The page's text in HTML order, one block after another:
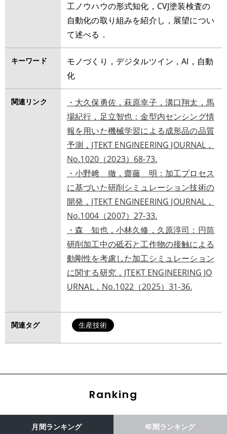
工ノウハウの形式知化，CVJ塗装検査の
自動化の取り組みを紹介し，展望につい
て述べる．
キーワード
モノづくり，デジタルツイン，AI，自動
化
関連リンク
・大久保勇佐，萩原幸子，溝口翔太，馬
場紀行，足立智也：金型内センシング情
報を用いた機械学習による成形品の品質
予測，JTEKT ENGINEERING JOURNAL，
No.1020（2023）68-73.
・小野﨑 徹，齋藤 明： 加工プロセス
に基づいた研削シミュレーション技術の
開発，JTEKT ENGINEERING JOURNAL，
No.1004（2007）27-33.
・森 知也，小林久修，久原淳司：円筒
研削加工中の砥石と工作物の接触による
動剛性を考慮した加工シミュレーション
に関する研究，JTEKT ENGINEERING JO
URNAL，No.1022（2025）31-36.
関連タグ 生産技術
Ranking
月間ランキング 年間ランキング